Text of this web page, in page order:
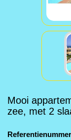
Mooi
zee, met 2
Referentienummer